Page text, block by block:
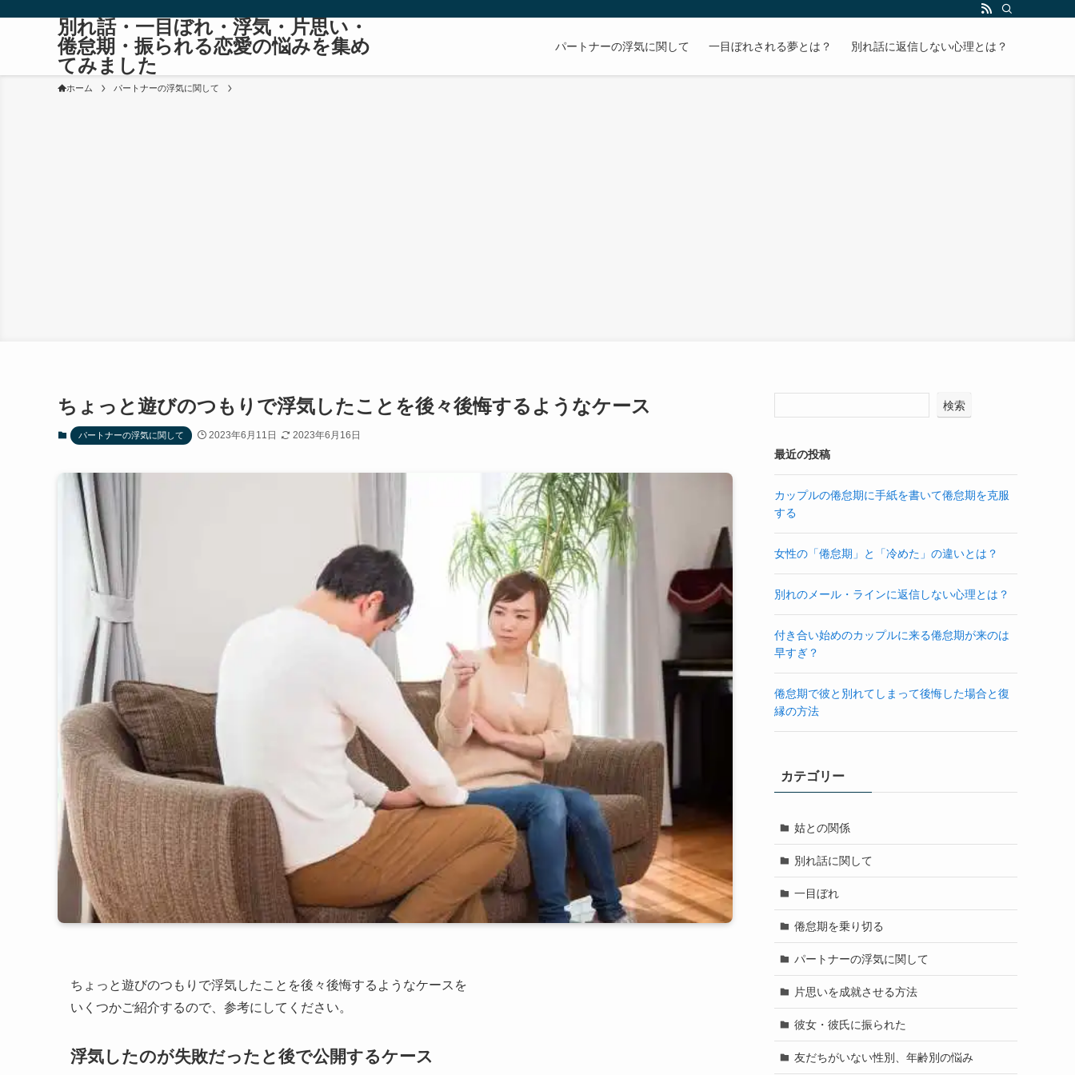
別れ話・一目ぼれ・浮気・片思い・
倦怠期・振られる恋愛の悩みを集め
てみました
パートナーの浮気に関して 一目ぼれされる夢とは？ 別れ話に返信しない心理とは？
ホーム パートナーの浮気に関して
ちょっと遊びのつもりで浮気したことを後々後悔するようなケース
パートナーの浮気に関して 2023年6月11日 2023年6月16日
ちょっと遊びのつもりで浮気したことを後々後悔するようなケースを
いくつかご紹介するので、参考にしてください。
浮気したのが失敗だったと後で公開するケース
検索
最近の投稿
カップルの倦怠期に手紙を書いて倦怠期を克服
する
女性の「倦怠期」と「冷めた」の違いとは？
別れのメール・ラインに返信しない心理とは？
付き合い始めのカップルに来る倦怠期が来のは
早すぎ？
倦怠期で彼と別れてしまって後悔した場合と復
縁の方法
カテゴリー
姑との関係
別れ話に関して
一目ぼれ
倦怠期を乗り切る
パートナーの浮気に関して
片思いを成就させる方法
彼女・彼氏に振られた
友だちがいない性別、年齢別の悩み